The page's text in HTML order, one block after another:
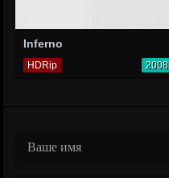
Inferno
HDRip 2008